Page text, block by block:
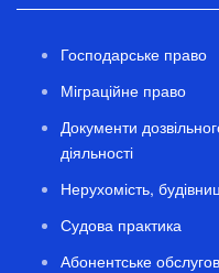
Господарське право
Міграційне право
Документи
діяльності
Нерухомість,
Судова практика
Абонентське